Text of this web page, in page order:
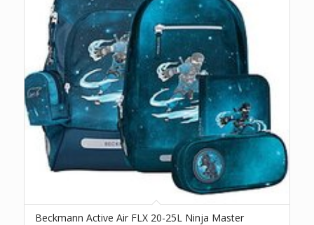
Beckmann Active Air FLX 20-25L Ninja Master